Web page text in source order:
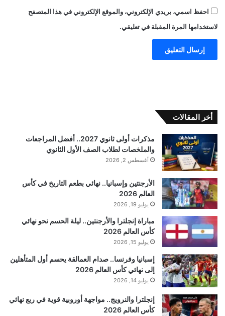
احفظ اسمي، بريدي الإلكتروني، والموقع الإلكتروني في هذا المتصفح
لاستخدامها المرة المقبلة في تعليقي.
أخر المقالات
مذكرات أولى ثانوي 2027.. أفضل المراجعات
والملخصات لطلاب الصف الأول الثانوي
أغسطس 2, 2026
الأرجنتين وإسبانيا.. نهائي بطعم التاريخ في كأس
العالم 2026
يوليو 19, 2026
مباراة إنجلترا والأرجنتين.. ليلة الحسم نحو نهائي
كأس العالم 2026
يوليو 15, 2026
إسبانيا وفرنسا.. صدام العمالقة يحسم أول المتأهلين
إلى نهائي كأس العالم 2026
يوليو 14, 2026
إنجلترا والنرويج.. مواجهة أوروبية قوية في ربع نهائي
كأس العالم 2026